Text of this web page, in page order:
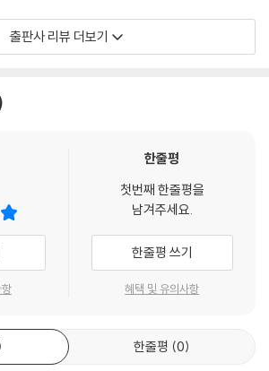
개정 평가영역을 바탕으로 요점을 정리하여 전
체크할 수 있습니다.
험생 여러분의 합격을 기원합니다!
출판사 리뷰 더보기
한줄평
첫번째 한줄평을
남겨주세요.
한줄평 쓰기
혜택 및 유의사항
한줄평 0